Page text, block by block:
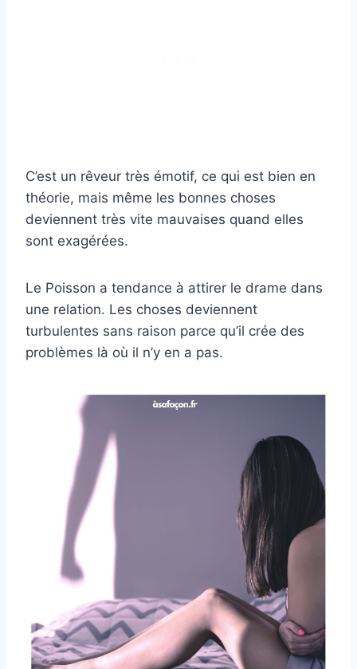
C’est un rêveur très émotif, ce qui est bien en
théorie, mais même les bonnes choses
deviennent très vite mauvaises quand elles
sont exagérées.
Le Poisson a tendance à attirer le drame dans
une relation. Les choses deviennent
turbulentes sans raison parce qu’il crée des
problèmes là où il n’y en a pas.